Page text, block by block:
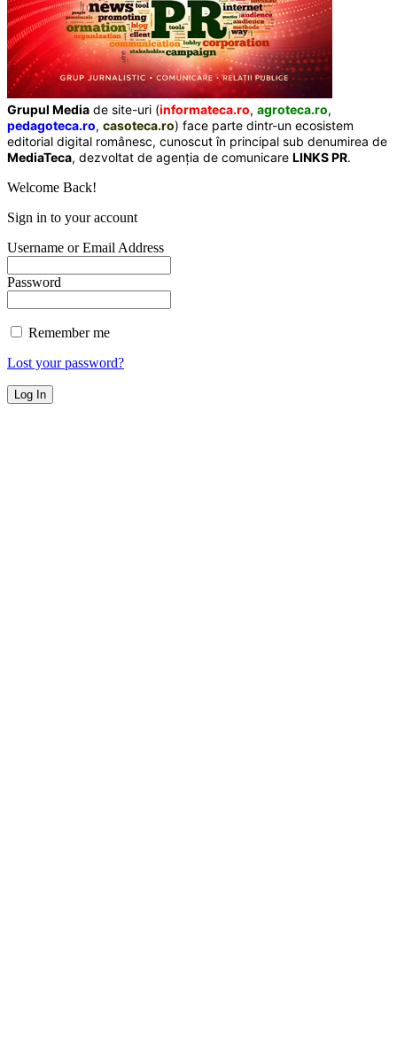
Grupul Media de site-uri (informateca.ro, agroteca.ro,
pedagoteca.ro, casoteca.ro) face parte dintr-un ecosistem
editorial digital românesc, cunoscut în principal sub denumirea de
MediaTeca, dezvoltat de agenția de comunicare LINKS PR.
Welcome Back!
Sign in to your account
Username or Email Address
Password
Remember me
Lost your password?